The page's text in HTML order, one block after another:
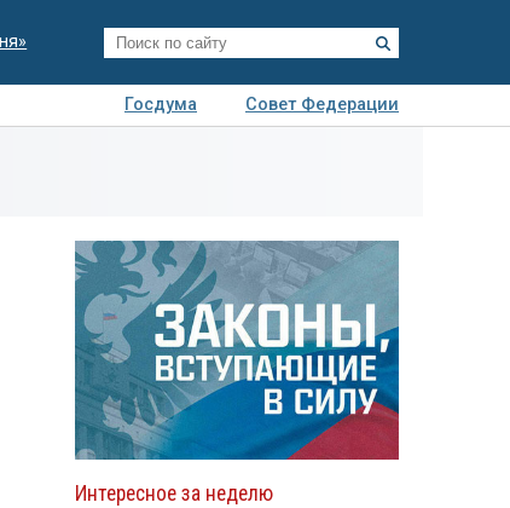
Госдума
Совет Федерации
Интересное за неделю